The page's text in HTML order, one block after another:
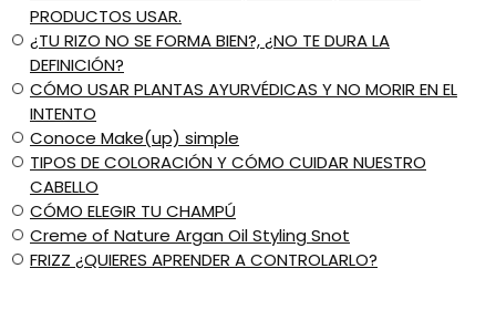
PRODUCTOS USAR.
¿TU RIZO NO SE FORMA BIEN?, ¿NO TE DURA LA
DEFINICIÓN?
​CÓMO USAR PLANTAS AYURVÉDICAS Y NO MORIR EN EL
INTENTO
Conoce Make(up) simple
​TIPOS DE COLORACIÓN Y CÓMO CUIDAR NUESTRO
CABELLO
CÓMO ELEGIR TU CHAMPÚ
Creme of Nature Argan Oil Styling Snot
​FRIZZ ¿QUIERES APRENDER A CONTROLARLO?